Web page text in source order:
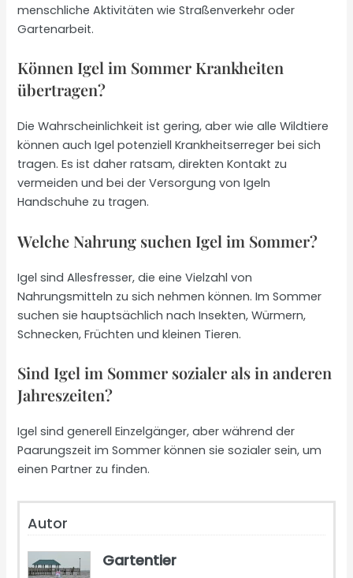
menschliche Aktivitäten wie Straßenverkehr oder
Gartenarbeit.
Können Igel im Sommer Krankheiten
übertragen?
Die Wahrscheinlichkeit ist gering, aber wie alle Wildtiere
können auch Igel potenziell Krankheitserreger bei sich
tragen. Es ist daher ratsam, direkten Kontakt zu
vermeiden und bei der Versorgung von Igeln
Handschuhe zu tragen.
Welche Nahrung suchen Igel im Sommer?
Igel sind Allesfresser, die eine Vielzahl von
Nahrungsmitteln zu sich nehmen können. Im Sommer
suchen sie hauptsächlich nach Insekten, Würmern,
Schnecken, Früchten und kleinen Tieren.
Sind Igel im Sommer sozialer als in anderen
Jahreszeiten?
Igel sind generell Einzelgänger, aber während der
Paarungszeit im Sommer können sie sozialer sein, um
einen Partner zu finden.
Autor
Gartentier